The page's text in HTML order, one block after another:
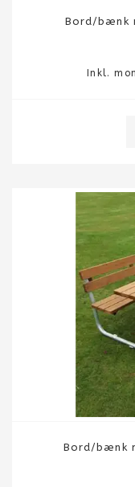
Bord/bænk
Inkl.
Bord/bænk